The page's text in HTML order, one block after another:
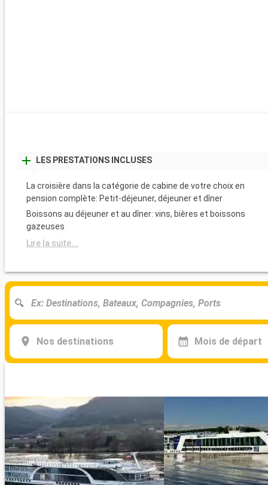
LES PRESTATIONS INCLUSES
La croisière dans la catégorie de cabine de votre choix en
pension complète: Petit-déjeuner, déjeuner et dîner
Boissons au déjeuner et au dîner: vins, bières et boissons
gazeuses
Lire la suite...
Nos destinations Mois de départ